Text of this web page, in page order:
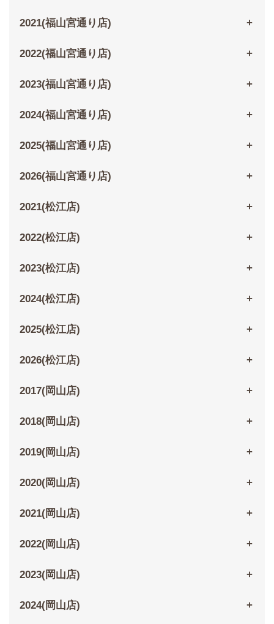
2021(福山宮通り店)
2022(福山宮通り店)
2023(福山宮通り店)
2024(福山宮通り店)
2025(福山宮通り店)
2026(福山宮通り店)
2021(松江店)
2022(松江店)
2023(松江店)
2024(松江店)
2025(松江店)
2026(松江店)
2017(岡山店)
2018(岡山店)
2019(岡山店)
2020(岡山店)
2021(岡山店)
2022(岡山店)
2023(岡山店)
2024(岡山店)